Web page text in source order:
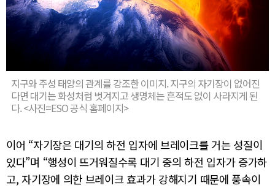
지구와 주성 태양의 관계를 강조한 이미지. 지구의 자기장이 없어진
다면 대기는 화성처럼 벗겨지고 생명체는 흔적도 없이 사라지게 된
다. <사진=ESO 공식 홈페이지>
이어 “자기장은 대기의 하전 입자에 브레이크를 거는 성질이
있다”며 “행성이 뜨거워질수록 대기 중의 하전 입자가 증가하
고, 자기장에 의한 브레이크 효과가 강해지기 때문에 풍속이